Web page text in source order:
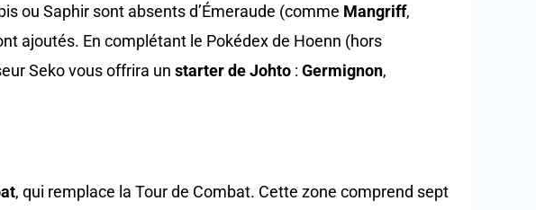
ou Saphir sont absents d’Émeraude (comme Mangriff,
ajoutés. En complétant le Pokédex de Hoenn (hors
Seko vous offrira un starter de Johto : Germignon,
, qui remplace la Tour de Combat. Cette zone comprend sept